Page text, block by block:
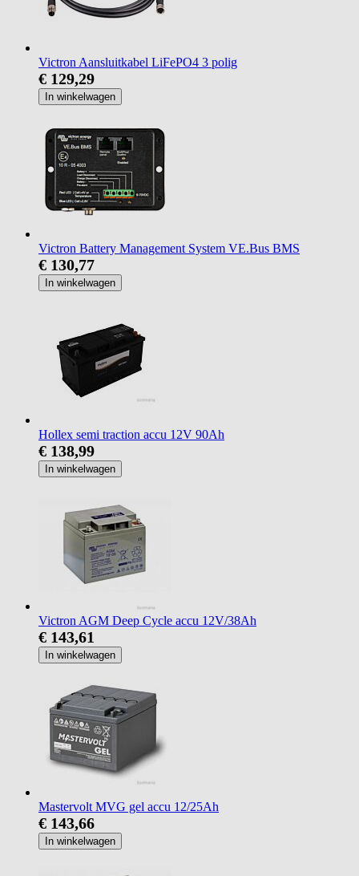
Victron Aansluitkabel LiFePO4 3 polig
€ 129,29
In winkelwagen
Victron Battery Management System VE.Bus BMS
€ 130,77
In winkelwagen
Hollex semi traction accu 12V 90Ah
€ 138,99
In winkelwagen
Victron AGM Deep Cycle accu 12V/38Ah
€ 143,61
In winkelwagen
Mastervolt MVG gel accu 12/25Ah
€ 143,66
In winkelwagen